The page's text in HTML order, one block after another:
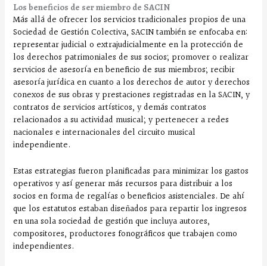
Los beneficios de ser miembro de SACIN
Más allá de ofrecer los servicios tradicionales propios de una
Sociedad de Gestión Colectiva, SACIN también se enfocaba en:
representar judicial o extrajudicialmente en la protección de
los derechos patrimoniales de sus socios; promover o realizar
servicios de asesoría en beneficio de sus miembros; recibir
asesoría jurídica en cuanto a los derechos de autor y derechos
conexos de sus obras y prestaciones registradas en la SACIN, y
contratos de servicios artísticos, y demás contratos
relacionados a su actividad musical; y pertenecer a redes
nacionales e internacionales del circuito musical
independiente.
Estas estrategias fueron planificadas para minimizar los gastos
operativos y así generar más recursos para distribuir a los
socios en forma de regalías o beneficios asistenciales. De ahí
que los estatutos estaban diseñados para repartir los ingresos
en una sola sociedad de gestión que incluya autores,
compositores, productores fonográficos que trabajen como
independientes.